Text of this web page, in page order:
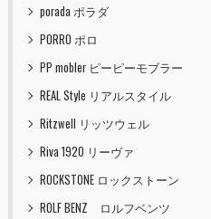
porada ポラダ
PORRO ポロ
PP mobler ピーピーモブラー
REAL Style リアルスタイル
Ritzwell リッツウェル
Riva 1920 リーヴァ
ROCKSTONE ロックストーン
ROLF BENZ ロルフベンツ